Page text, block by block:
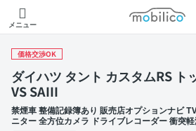
メニュー
モビリコ
価格交渉OK
ダイハツ タント カスタムRS ト
VS SAIII
禁煙車 整備記録簿あり 販売店オプションナビ
ニター 全方位カメラ ドライブレコーダー 衝突